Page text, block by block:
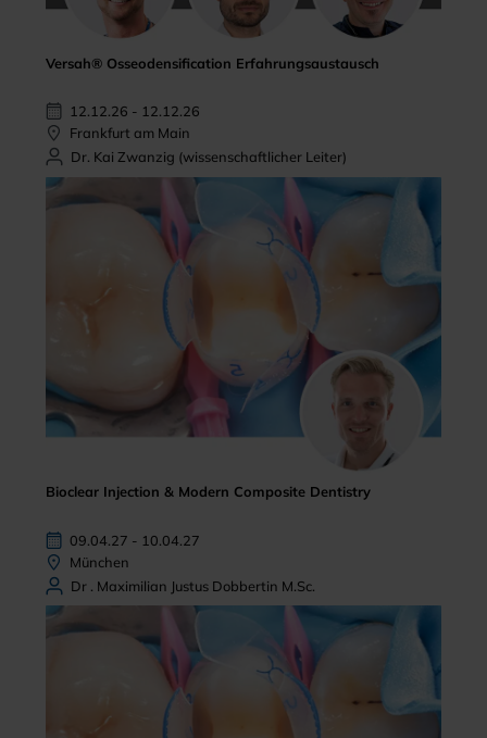
Versah® Osseodensification Erfahrungsaustausch
12.12.26 - 12.12.26
Frankfurt am Main
Dr. Kai Zwanzig (wissenschaftlicher Leiter)
Bioclear Injection & Modern Composite Dentistry
09.04.27 - 10.04.27
München
Dr . Maximilian Justus Dobbertin M.Sc.